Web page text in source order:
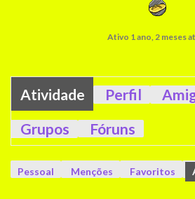
Ativo 1 ano, 2 meses
Atividade Perfil
Grupos Fóruns
Pessoal Menções Favoritos